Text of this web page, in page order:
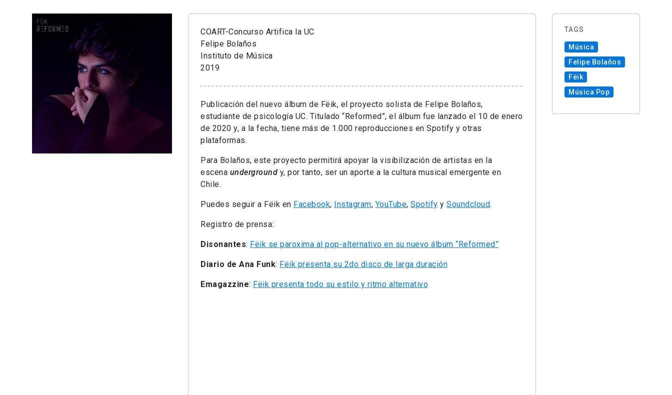
COART-Concurso Artifica la UC
Felipe Bolaños
Instituto de Música
2019
Publicación del nuevo álbum de Fëik, el proyecto solista de Felipe Bolaños,
estudiante de psicología UC. Titulado “Reformed”, el álbum fue lanzado el 10 de enero
de 2020 y, a la fecha, tiene más de 1.000 reproducciones en Spotify y otras
plataformas.
Para Bolaños, este proyecto permitirá apoyar la visibilización de artistas en la
escena underground y, por tanto, ser un aporte a la cultura musical emergente en
Chile.
Puedes seguir a Fëik en Facebook, Instagram, YouTube, Spotify y Soundcloud.
Registro de prensa:
Disonantes: Fëik se paroxima al pop-alternativo en su nuevo álbum “Reformed”
Diario de Ana Funk: Fëik presenta su 2do disco de larga duración
Emagazzine: Fëik presenta todo su estilo y ritmo alternativo
TAGS
Música
Felipe Bolaños
Fëik
Música Pop